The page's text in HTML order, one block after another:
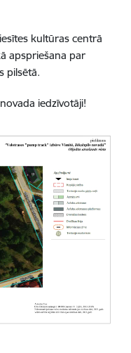
kultūras centrā
apspriešana par
pilsētā.
iedzīvotāji!